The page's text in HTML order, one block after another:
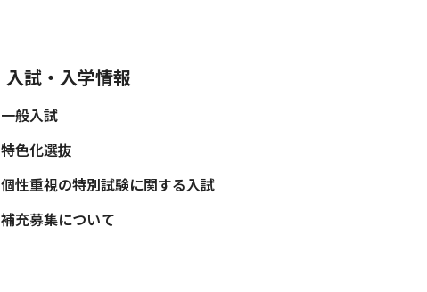
入試・入学情報
一般入試
特色化選抜
個性重視の特別試験に関する入試
補充募集について